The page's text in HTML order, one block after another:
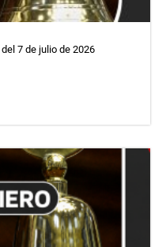
7 de julio de 2026